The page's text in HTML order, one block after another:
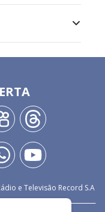
e Televisão Record S.A